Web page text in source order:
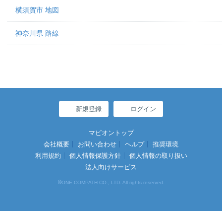
横須賀市 地図
神奈川県 路線
新規登録 ログイン
マピオントップ
会社概要
お問い合わせ ヘルプ
推奨環境
利用規約
個人情報保護方針
個人情報の取り扱い
法人向けサービス
©ONE COMPATH CO., LTD. All rights reserved.